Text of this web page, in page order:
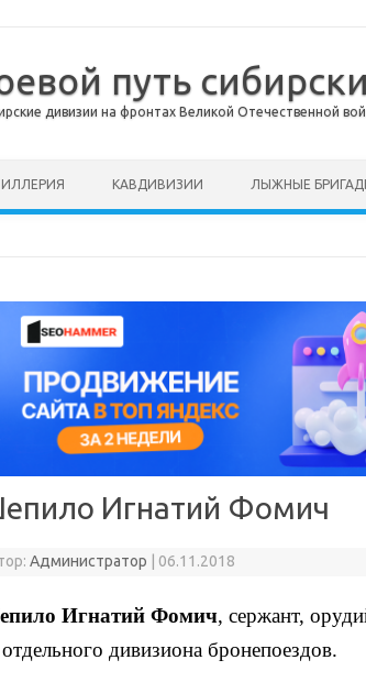
путь
дивизии на фронтах Великой Отечественной
КАВДИВИЗИИ ЛЫЖНЫЕ
Игнатий Фомич
Администратор 06.11.2018
ИгнатийФомич, сержант,
дивизиона бронепоездов.